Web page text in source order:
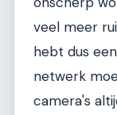
veel meer
hebt dus
netwerk
camera's